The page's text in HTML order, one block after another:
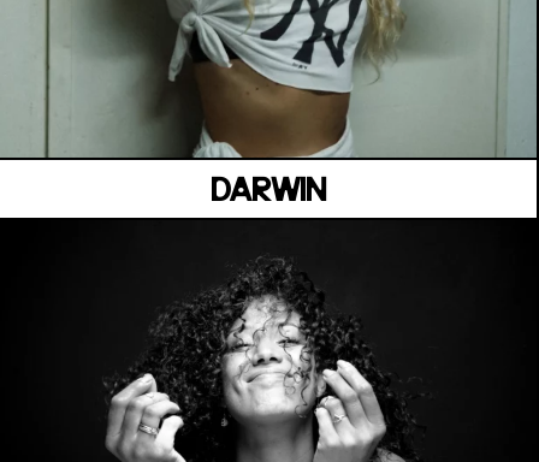
DARWIN
MANOIR DE KEROUAL
Samedi 04 juillet
MANOIR DE KEROUAL